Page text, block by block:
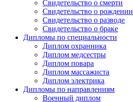
Свидетельство о смерти
Свидетельство о рождении
Свидетельство о разводе
Свидетельство о браке
Дипломы по специальности
Диплом охранника
Диплом медсестры
Диплом повара
Диплом массажиста
Диплом электрика
Дипломы по направлениям
Военный диплом